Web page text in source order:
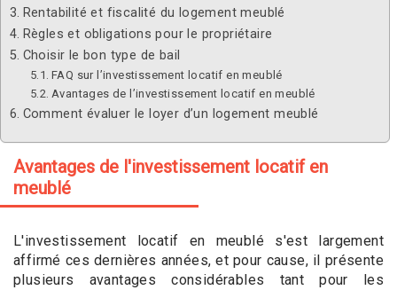
Rentabilité et fiscalité du logement meublé
Règles et obligations pour le propriétaire
Choisir le bon type de bail
FAQ sur l’investissement locatif en meublé
Avantages de l’investissement locatif en meublé
Comment évaluer le loyer d’un logement meublé
Avantages de l'investissement locatif en
meublé
L'investissement locatif en meublé s'est largement
affirmé ces dernières années, et pour cause, il présente
plusieurs avantages considérables tant pour les